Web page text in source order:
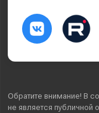
Обратите внимание! В
не является публичной